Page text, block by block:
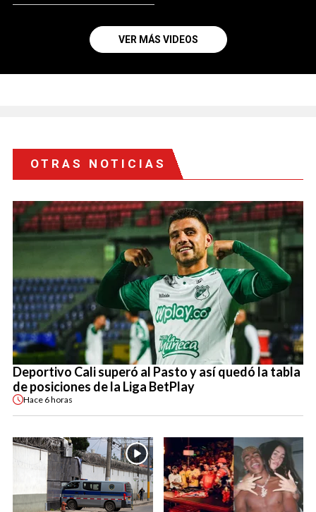
VER MÁS VIDEOS
OTRAS NOTICIAS
Deportivo Cali superó al Pasto y así quedó la tabla
de posiciones de la Liga BetPlay
Hace 6 horas